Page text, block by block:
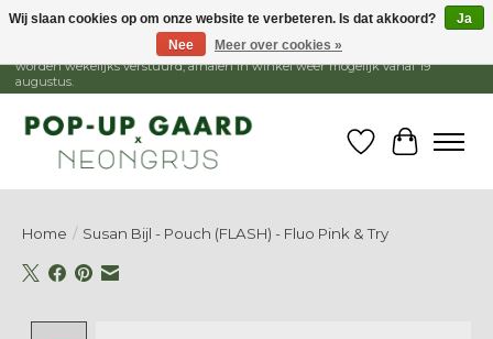
1 - 15 augustus is de winkel gesloten, webshop blijft open. Bestellingen
worden wekelijks verstuurd, afhalen in winkel weer mogelijk vanaf 19
augustus.
Verlanglijst
Home / Susan Bijl - Pouch (FLASH) - Fluo Pink & Try
Wij slaan cookies op om onze website te verbeteren. Is dat akkoord?
Ja
Nee
Meer over cookies »